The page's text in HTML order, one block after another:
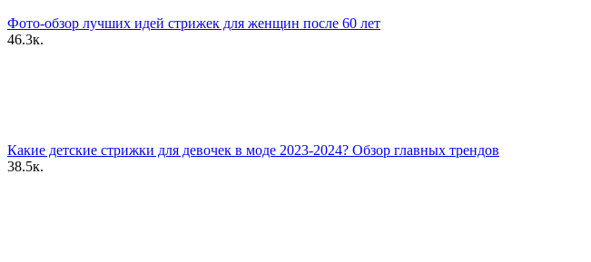
Фото-обзор лучших идей стрижек для женщин после 60 лет
46.3к.
Какие детские стрижки для девочек в моде 2023-2024? Обзор главных трендов
38.5к.